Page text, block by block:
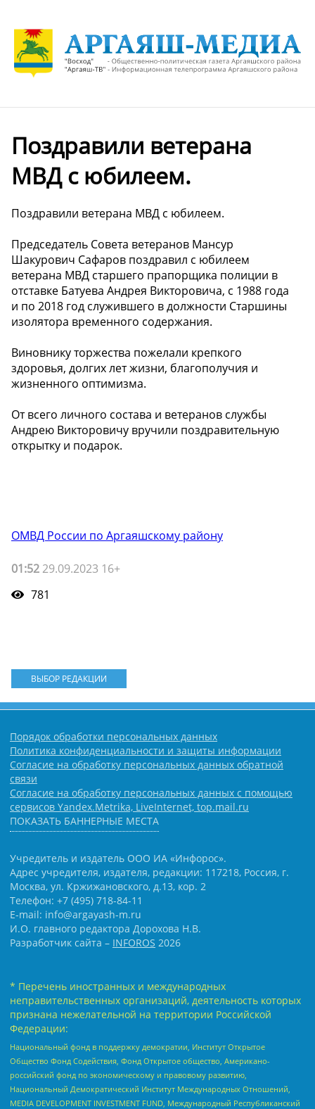
Поздравили ветерана
МВД с юбилеем.
Поздравили ветерана МВД с юбилеем.
Председатель Совета ветеранов Мансур
Шакурович Сафаров поздравил с юбилеем
ветерана МВД старшего прапорщика полиции в
отставке Батуева Андрея Викторовича, с 1988 года
и по 2018 год служившего в должности Старшины
изолятора временного содержания.
Виновнику торжества пожелали крепкого
здоровья, долгих лет жизни, благополучия и
жизненного оптимизма.
От всего личного состава и ветеранов службы
Андрею Викторовичу вручили поздравительную
открытку и подарок.
ОМВД России по Аргаяшскому району
01:52 29.09.2023 16+
781
ВЫБОР РЕДАКЦИИ
Порядок обработки персональных данных
Политика конфиденциальности и защиты информации
Согласие на обработку персональных данных обратной
связи
Согласие на обработку персональных данных с помощью
сервисов Yandex.Metrika, LiveInternet, top.mail.ru
ПОКАЗАТЬ БАННЕРНЫЕ МЕСТА
Учредитель и издатель ООО ИА «Инфорос».
Адрес учредителя, издателя, редакции: 117218, Россия, г.
Москва, ул. Кржижановского, д.13, кор. 2
Телефон: +7 (495) 718-84-11
E-mail: info@argayash-m.ru
И.О. главного редактора Дорохова Н.В.
Разработчик сайта – INFOROS 2026
* Перечень иностранных и международных
неправительственных организаций, деятельность которых
признана нежелательной на территории Российской
Федерации:
Национальный фонд в поддержку демократии, Институт Открытое
Общество Фонд Содействия, Фонд Открытое общество, Американо-
российский фонд по экономическому и правовому развитию,
Национальный Демократический Институт Международных Отношений,
MEDIA DEVELOPMENT INVESTMENT FUND, Международный Республиканский